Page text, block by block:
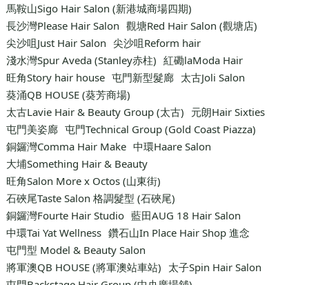
馬鞍山Sigo Hair Salon (新港城商場四期)
長沙灣Please Hair Salon 觀塘Red Hair Salon (觀塘店)
尖沙咀Just Hair Salon 尖沙咀Reform hair
淺水灣Spur Aveda (Stanley赤柱) 紅磡laModa Hair
旺角Story hair house 屯門新型髮廊 太古Joli Salon
葵涌QB HOUSE (葵芳商場)
太古Lavie Hair & Beauty Group (太古) 元朗Hair Sixties
屯門美姿廊 屯門Technical Group (Gold Coast Piazza)
銅鑼灣Comma Hair Make 中環Haare Salon
大埔Something Hair & Beauty
旺角Salon More x Octos (山東街)
石硤尾Taste Salon 格調髮型 (石硤尾)
銅鑼灣Fourte Hair Studio 藍田AUG 18 Hair Salon
中環Tai Yat Wellness 鑽石山In Place Hair Shop 進念
屯門型 Model & Beauty Salon
將軍澳QB HOUSE (將軍澳站車站) 太子Spin Hair Salon